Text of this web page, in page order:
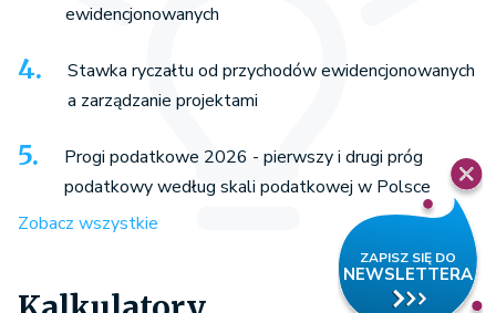
ewidencjonowanych
Stawka ryczałtu od przychodów ewidencjonowanych
a zarządzanie projektami
Progi podatkowe 2026 - pierwszy i drugi próg
podatkowy według skali podatkowej w Polsce
Zobacz wszystkie